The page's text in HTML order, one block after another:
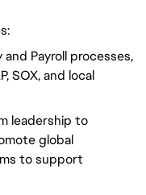
and Payroll processes,
SOX, and local
leadership to
global
to support